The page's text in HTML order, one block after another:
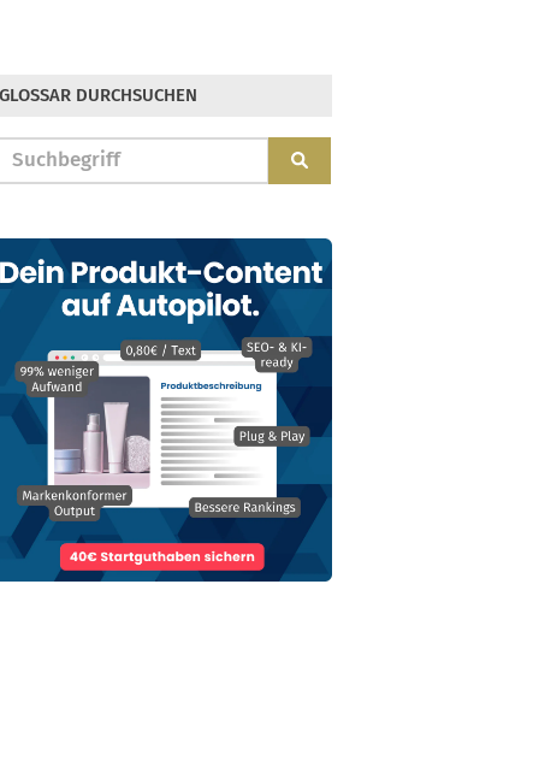
GLOSSAR DURCHSUCHEN